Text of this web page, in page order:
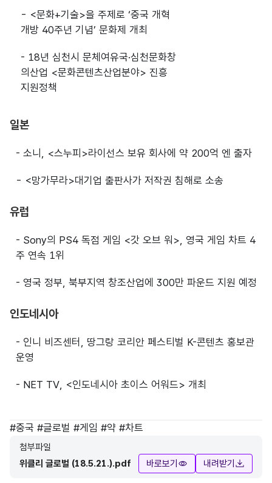
- <문화+기술>을 주제로 ‘중국 개혁
개방 40주년 기념’ 문화제 개최
- 18년 심천시 문체여유국·심천문화창
의산업 <문화콘텐츠산업분야> 진흥
지원정책
일본
- 소니, <스누피>라이선스 보유 회사에 약 200억 엔 출자
- <망가무라>대기업 출판사가 저작권 침해로 소송
유럽
- Sony의 PS4 독점 게임 <갓 오브 워>, 영국 게임 차트 4
주 연속 1위
- 영국 정부, 북부지역 창조산업에 300만 파운드 지원 예정
인도네시아
- 인니 비즈센터, 땅그랑 코리안 페스티벌 K-콘텐츠 홍보관
운영
- NET TV, <인도네시아 초이스 어워드> 개최
태그
#중국 #글로벌 #게임 #약 #차트
첨부파일
위클리 글로벌 (18.5.21.).pdf
바로보기 내려받기